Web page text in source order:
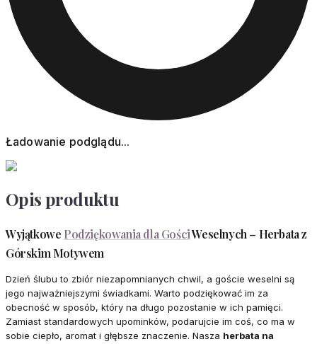
Ładowanie podglądu...
Opis produktu
Wyjątkowe Podziękowania dla GościWeselnych – Herbata z
Górskim Motywem
Dzień ślubu to zbiór niezapomnianych chwil, a goście weselni są
jego najważniejszymi świadkami. Warto podziękować im za
obecność w sposób, który na długo pozostanie w ich pamięci.
Zamiast standardowych upominków, podarujcie im coś, co ma w
sobie ciepło, aromat i głębsze znaczenie. Nasza herbata na